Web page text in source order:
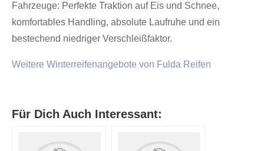
Fahrzeuge: Perfekte Traktion auf Eis und Schnee,
komfortables Handling, absolute Laufruhe und ein
bestechend niedriger Verschleißfaktor.
Weitere Winterreifenangebote von Fulda Reifen
Für Dich Auch Interessant: